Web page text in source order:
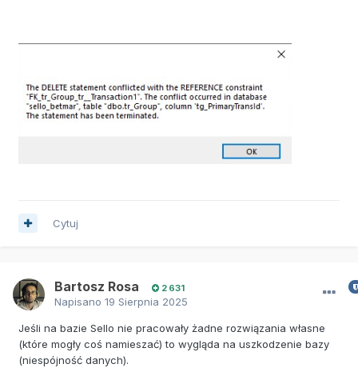
Cytuj
Bartosz Rosa 2 631
Napisano 19 Sierpnia 2025
Jeśli na bazie Sello nie pracowały żadne rozwiązania własne
(które mogły coś namieszać) to wygląda na uszkodzenie bazy
(niespójność danych).